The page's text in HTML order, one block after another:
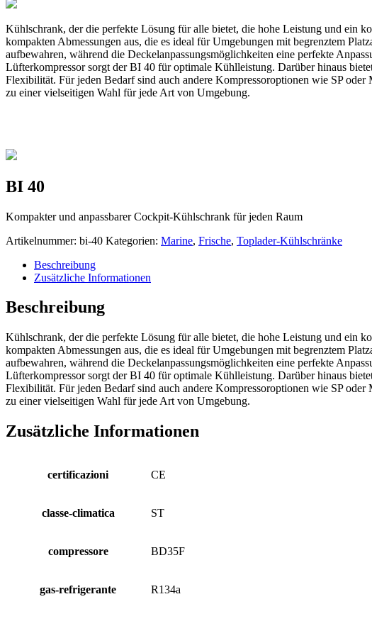
Kühlschrank, der die perfekte Lösung für alle bietet, die hohe Leistung und ein
kompakten Abmessungen aus, die es ideal für Umgebungen mit begrenztem
aufbewahren, während die Deckelanpassungsmöglichkeiten eine perfekte
Lüfterkompressor sorgt der BI 40 für optimale Kühlleistung. Darüber hinaus
Flexibilität. Für jeden Bedarf sind auch andere Kompressoroptionen wie SP
zu einer vielseitigen Wahl für jede Art von Umgebung.
BI 40
Kompakter und anpassbarer Cockpit-Kühlschrank für jeden Raum
Artikelnummer: bi-40 Kategorien: Marine, Frische, Toplader-Kühlschränke
Beschreibung
Zusätzliche Informationen
Beschreibung
Kühlschrank, der die perfekte Lösung für alle bietet, die hohe Leistung und ein
kompakten Abmessungen aus, die es ideal für Umgebungen mit begrenztem
aufbewahren, während die Deckelanpassungsmöglichkeiten eine perfekte
Lüfterkompressor sorgt der BI 40 für optimale Kühlleistung. Darüber hinaus
Flexibilität. Für jeden Bedarf sind auch andere Kompressoroptionen wie SP
zu einer vielseitigen Wahl für jede Art von Umgebung.
Zusätzliche Informationen
certificazioni CE
classe-climatica ST
compressore BD35F
gas-refrigerante R134a